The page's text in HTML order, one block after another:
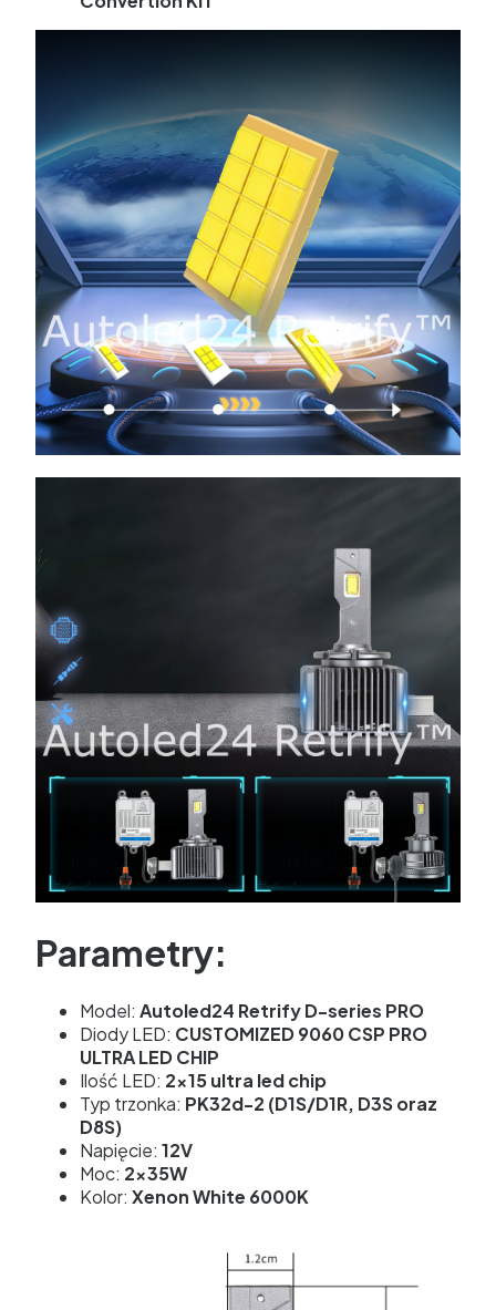
Parametry:
Model: Autoled24 Retrify D-series PRO
Diody LED: CUSTOMIZED 9060 CSP PRO
ULTRA LED CHIP
Ilość LED: 2x15 ultra led chip
Typ trzonka: PK32d-2 (D1S/D1R, D3S oraz
D8S)
Napięcie: 12V
Moc: 2x35W
Kolor: Xenon White 6000K